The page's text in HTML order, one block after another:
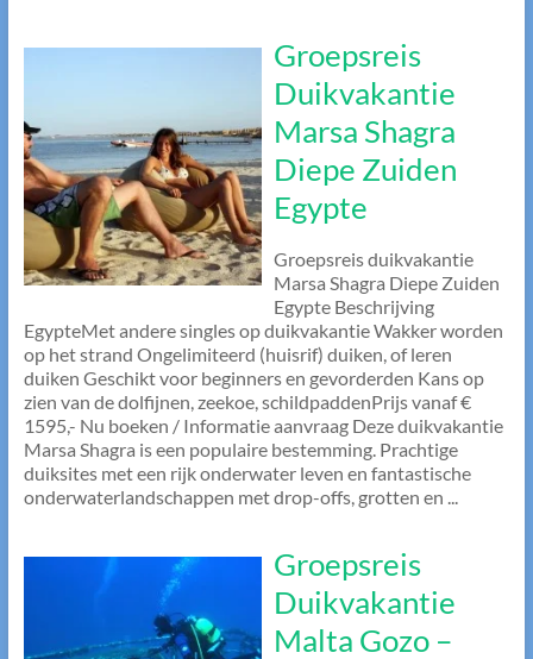
Groepsreis
Duikvakantie
Marsa Shagra
Diepe Zuiden
Egypte
Groepsreis duikvakantie
Marsa Shagra Diepe Zuiden
Egypte Beschrijving
EgypteMet andere singles op duikvakantie Wakker worden
op het strand Ongelimiteerd (huisrif) duiken, of leren
duiken Geschikt voor beginners en gevorderden Kans op
zien van de dolfijnen, zeekoe, schildpaddenPrijs vanaf €
1595,- Nu boeken / Informatie aanvraag Deze duikvakantie
Marsa Shagra is een populaire bestemming. Prachtige
duiksites met een rijk onderwater leven en fantastische
onderwaterlandschappen met drop-offs, grotten en ...
Groepsreis
Duikvakantie
Malta Gozo –